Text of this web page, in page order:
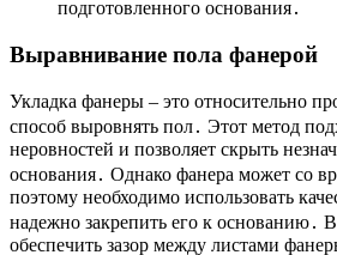
подготовленного основания․
Выравнивание пола фанерой
Укладка фанеры – это относительно
способ выровнять пол․ Этот метод
неровностей и позволяет скрыть
основания․ Однако фанера может со
поэтому необходимо использовать
надежно закрепить его к основанию․
обеспечить зазор между листами